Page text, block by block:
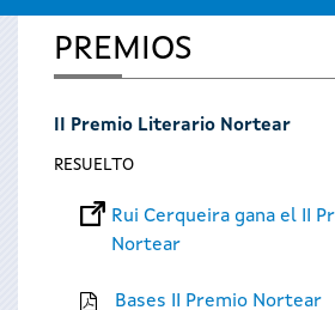
Se
encuentra
usted
PREMIOS
II Premio Literario Nortear
RESUELTO
Rui Cerqueira gana el II
Nortear
Bases II Premio Nortear